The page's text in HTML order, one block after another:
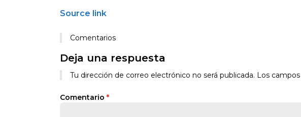
Source link
Comentarios
Deja una respuesta
Tu dirección de correo electrónico no será publicada. Los
Comentario *